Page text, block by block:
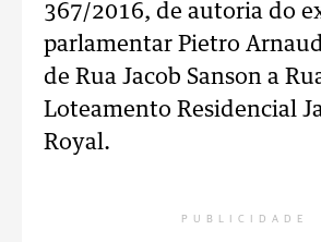
367/2016, de autoria do
parlamentar Pietro
de Rua Jacob Sanson a
Loteamento Residencial
Royal.
PUBLICIDADE